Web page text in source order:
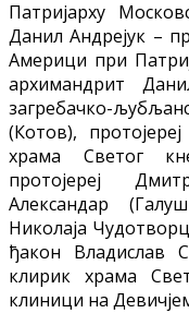
Патријарху
Данил Андрејук –
Америци при
архимандрит
загребачко-
(Котов),
храма Светог
протојереј
Александар
Николаја
ђакон Владислав
клирик храма
клиници на